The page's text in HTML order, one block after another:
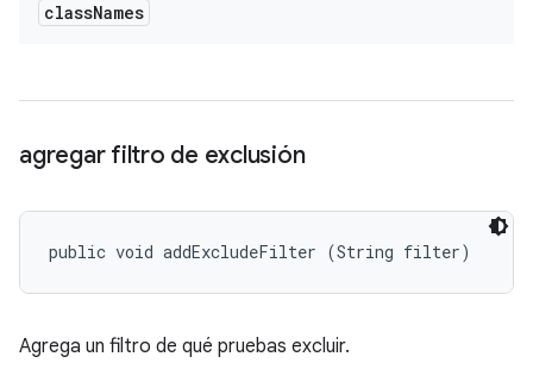
classNames
agregar filtro de exclusión
public void addExcludeFilter (String filter)
Agrega un filtro de qué pruebas excluir.